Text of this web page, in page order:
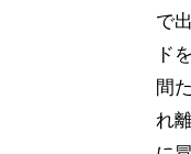
で
ド
間
れ